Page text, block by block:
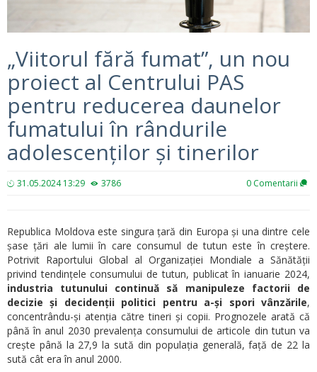
„Viitorul fără fumat”, un nou
proiect al Centrului PAS
pentru reducerea daunelor
fumatului în rândurile
adolescenților și tinerilor
31.05.2024 13:29 3786 0 Comentarii
Republica Moldova este singura țară din Europa și una dintre cele
șase țări ale lumii în care consumul de tutun este în creștere.
Potrivit Raportului Global al Organizației Mondiale a Sănătății
privind tendințele consumului de tutun, publicat în ianuarie 2024,
industria tutunului continuă să manipuleze factorii de
decizie și decidenții politici pentru a-și spori vânzările,
concentrându-și atenția către tineri și copii. Prognozele arată că
până în anul 2030 prevalența consumului de articole din tutun va
crește până la 27,9 la sută din populația generală, față de 22 la
sută cât era în anul 2000.